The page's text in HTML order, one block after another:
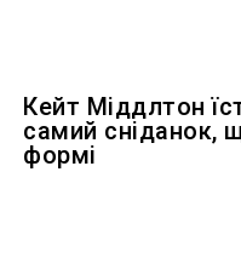
Кейт Міддлтон
самий сніданок,
формі